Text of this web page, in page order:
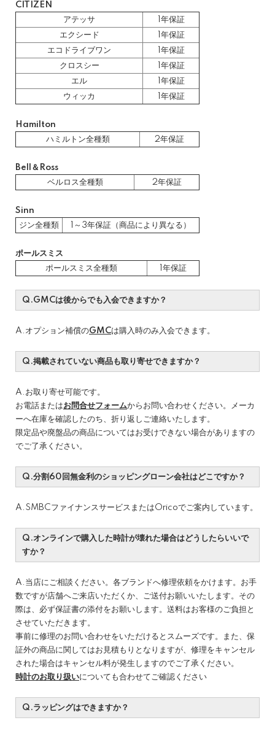
CITIZEN
アテッサ
1年保証
エクシード
1年保証
エコドライブワン
1年保証
クロスシー
1年保証
エル
1年保証
ウィッカ
1年保証
Hamilton
ハミルトン全種類
2年保証
Bell＆Ross
ベルロス全種類
2年保証
Sinn
ジン全種類
1～3年保証（商品により異なる）
ポールスミス
ポールスミス全種類
1年保証
Q.GMCは後からでも入会できますか？
A.オプション補償のGMCは購入時のみ入会できます。
Q.掲載されていない商品も取り寄せできますか？
A.お取り寄せ可能です。
お電話またはお問合せフォームからお問い合わせください。メーカ
ーへ在庫を確認したのち、折り返しご連絡いたします。
限定品や廃盤品の商品についてはお受けできない場合がありますの
でご了承ください。
Q.分割60回無金利のショッピングローン会社はどこですか？
A.SMBCファイナンスサービスまたはOricoでご案内しています。
Q.オンラインで購入した時計が壊れた場合はどうしたらいいで
すか？
A.当店にご相談ください。各ブランドへ修理依頼をかけます。お手
数ですが店舗へご来店いただくか、ご送付お願いいたします。その
際は、必ず保証書の添付をお願いします。送料はお客様のご負担と
させていただきます。
事前に修理のお問い合わせをいただけるとスムーズです。また、保
証外の商品に関してはお見積もりとなりますが、修理をキャンセル
された場合はキャンセル料が発生しますのでご了承ください。
時計のお取り扱いについても合わせてご確認ください
Q.ラッピングはできますか？